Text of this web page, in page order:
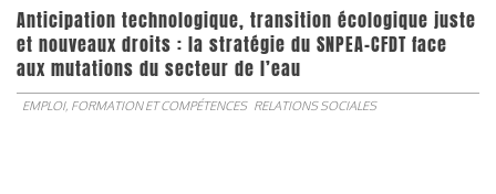
Anticipation technologique, transition écologique juste
et nouveaux droits : la stratégie du SNPEA-CFDT face
aux mutations du secteur de l’eau
EMPLOI, FORMATION ET COMPÉTENCES RELATIONS SOCIALES